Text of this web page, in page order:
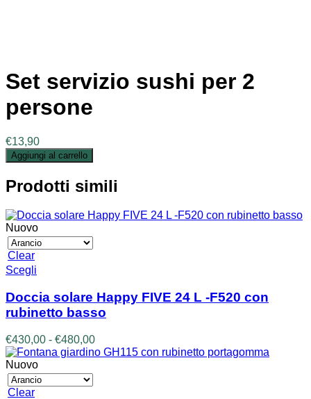
Set servizio sushi per 2
persone
€13,90
Aggiungi al carrello
Prodotti simili
Nuovo
Clear
Scegli
ha
più
varianti.
Le
opzioni
possono
essere
scelte
Doccia solare Happy FIVE 24 L -F520 con
rubinetto basso
€430,00 - €480,00Fascia
di
Nuovo
Clear